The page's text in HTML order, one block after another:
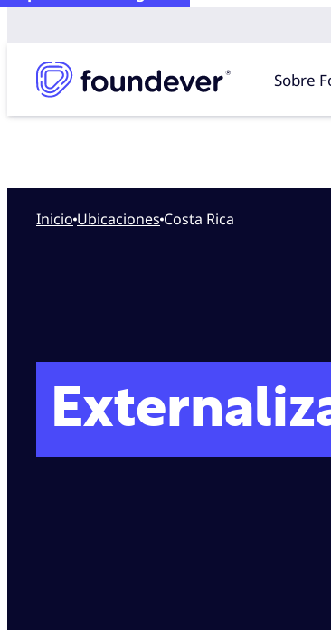
Sobre
Inicio ubicaciones Costa Rica